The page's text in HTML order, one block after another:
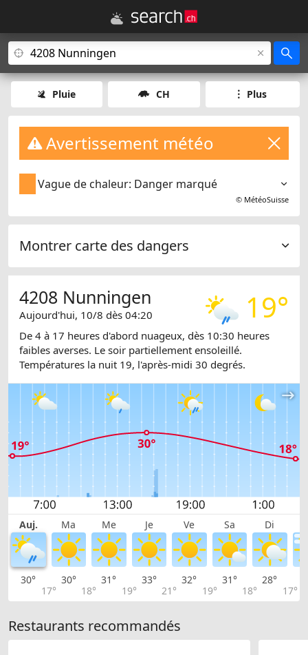
Pluie CH Plus
Avertissement météo
Vague de chaleur: Danger marqué
© MétéoSuisse
Montrer carte des dangers
19°
4208 Nunningen
Aujourd'hui, 10/8 dès 04:20
De 4 à 17 heures d'abord nuageux, dès 10:30 heures
faibles averses. Le soir partiellement ensoleillé.
Températures la nuit 19, l'après-midi 30 degrés.
Auj. Ma Me Je Ve Sa Di
30°
17°
30°
18°
31°
19°
33°
21°
32°
19°
31°
18°
28°
17°
Restaurants recommandés